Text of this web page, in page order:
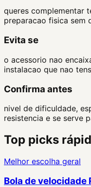
queres complementar
preparacao fisica sem
Evita se
o acessorio nao
instalacao que nao
Confirma antes
nivel de dificuldade,
resistencia e se serve
Top picks
Melhor escolha geral
Bola de velocidade